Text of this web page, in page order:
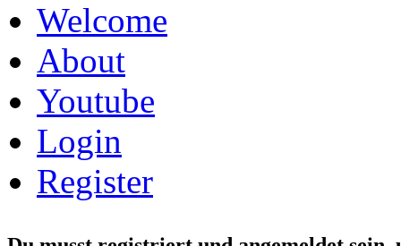
Welcome
About
Youtube
Login
Register